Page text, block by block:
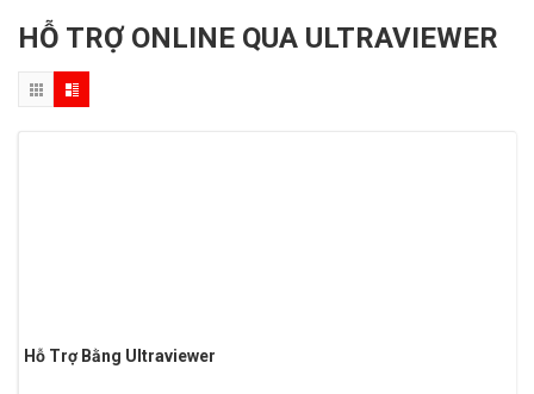
HỖ TRỢ ONLINE QUA ULTRAVIEWER
Hỗ Trợ Bằng Ultraviewer